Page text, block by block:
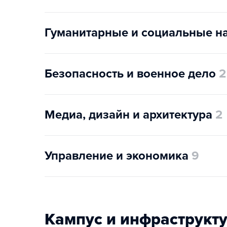
Гуманитарные и социальные
Безопасность и военное дело 2
Медиа, дизайн и архитектура 2
Управление и экономика 9
Кампус и